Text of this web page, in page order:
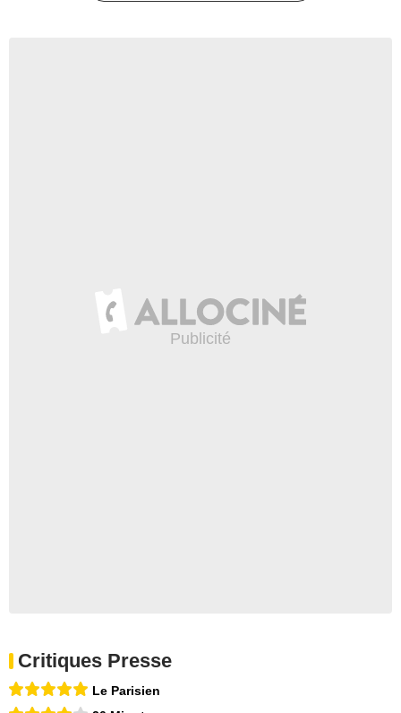
Critiques Presse
Le Parisien